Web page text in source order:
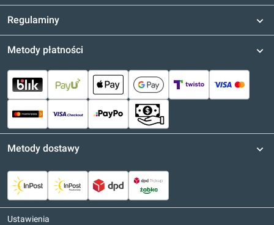
Regulaminy
Metody płatności
Metody dostawy
Ustawienia